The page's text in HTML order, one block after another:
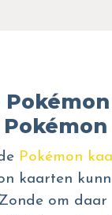
Pokémon
kaarten
om daar